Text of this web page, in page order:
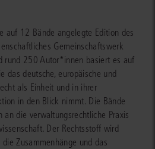
auf 12 Bände angelegte Edition des
Gemeinschaftswerk
rund 250 Autor*innen basiert es auf
das deutsche, europäische und
als Einheit und in ihrer
in den Blick nimmt. Die Bände
die verwaltungsrechtliche Praxis
Der Rechtsstoff wird
Zusammenhänge und das